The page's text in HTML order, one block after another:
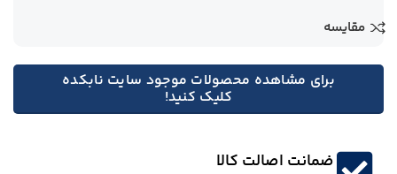
مقایسه
برای مشاهده محصولات موجود سایت نابکده
کلیک کنید!
ضمانت اصالت کالا